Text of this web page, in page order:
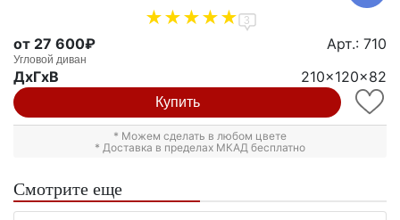
3
от 27 600₽ Арт.: 710
Угловой диван
ДxГxВ 210x120x82
Купить
* Можем сделать в любом цвете
* Доставка в пределах МКАД бесплатно
Смотрите еще